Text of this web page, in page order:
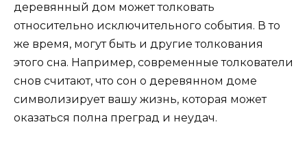
деревянный дом может толковать
относительно исключительного события. В то
же время, могут быть и другие толкования
этого сна. Например, современные толкователи
снов считают, что сон о деревянном доме
символизирует вашу жизнь, которая может
оказаться полна преград и неудач.